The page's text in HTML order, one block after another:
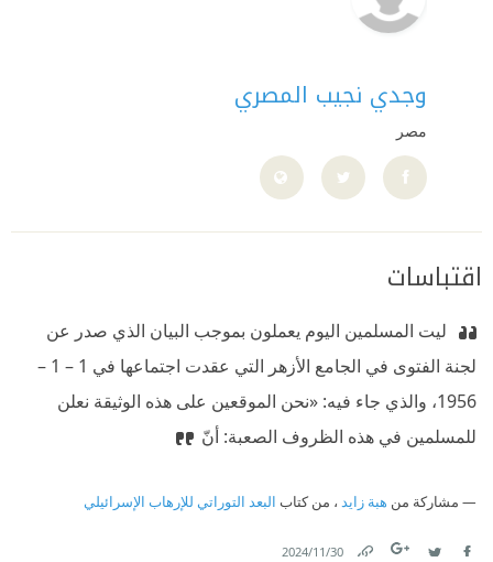
وجدي نجيب المصري
مصر
اقتباسات
‫ ‏ليت المسلمين اليوم يعملون بموجب البيان الذي صدر عن
لجنة الفتوى في الجامع الأزهر التي عقدت اجتماعها في 1 – 1 –
1956، والذي جاء فيه: «نحن الموقعين على هذه الوثيقة نعلن
للمسلمين في هذه الظروف الصعبة: أنّ
مشاركة من هبة زايد ، من كتاب البعد التوراتي للإرهاب الإسرائيلي
30‏/11‏/2024